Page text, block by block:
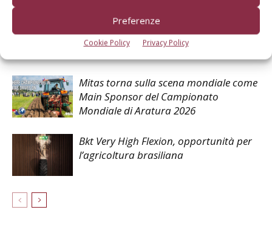
Preferenze
Cookie Policy Privacy Policy
Trelleborg Tires premiata al Visão Agro
Centro-Sul in Brasile
Mitas torna sulla scena mondiale come
Main Sponsor del Campionato
Mondiale di Aratura 2026
Bkt Very High Flexion, opportunità per
l’agricoltura brasiliana